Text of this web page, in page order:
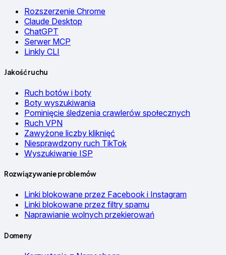
Rozszerzenie Chrome
Claude Desktop
ChatGPT
Serwer MCP
Linkly CLI
Jakość ruchu
Ruch botów i boty
Boty wyszukiwania
Pominięcie śledzenia crawlerów społecznych
Ruch VPN
Zawyżone liczby kliknięć
Niesprawdzony ruch TikTok
Wyszukiwanie ISP
Rozwiązywanie problemów
Linki blokowane przez Facebook i Instagram
Linki blokowane przez filtry spamu
Naprawianie wolnych przekierowań
Domeny